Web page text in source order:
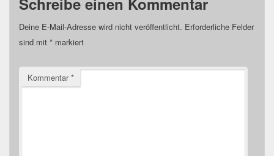
Deine E-Mail-Adresse wird nicht veröffentlicht. Erforderliche Felder
sind mit * markiert
Kommentar*